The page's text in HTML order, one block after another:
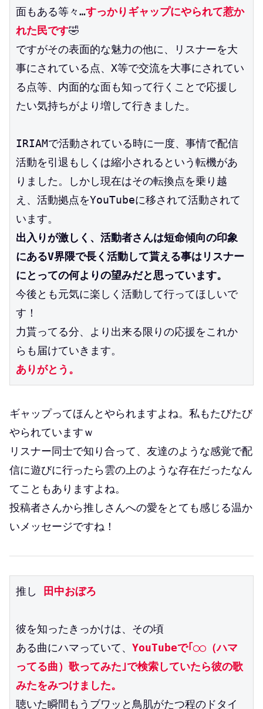
面もある等々…すっかりギャップにやられて惹か
れた民です🤣
ですがその表面的な魅力の他に、リスナーを大
事にされている点、X等で交流を大事にされてい
る点等、内面的な面も知って行くことで応援し
たい気持ちがより増して行きました。
IRIAMで活動されている時に一度、事情で配信
活動を引退もしくは縮小されるという転機があ
りました。しかし現在はその転換点を乗り越
え、活動拠点をYouTubeに移されて活動されて
います。
出入りが激しく、活動者さんは短命傾向の印象
にあるV界隈で長く活動して貰える事はリスナー
にとっての何よりの望みだと思っています。
今後とも元気に楽しく活動して行ってほしいで
す！
力貰ってる分、より出来る限りの応援をこれか
らも届けていきます。
ありがとう。
ギャップってほんとやられますよね。私もたびたび
やられていますｗ
リスナー同士で知り合って、友達のような感覚で配
信に遊びに行ったら雲の上のような存在だったなん
てこともありますよね。
投稿者さんから推しさんへの愛をとても感じる温か
いメッセージですね！
推し 田中おぼろ
彼を知ったきっかけは、その頃
ある曲にハマっていて、 YouTubeで｢◯◯（ハマ
ってる曲）歌ってみた｣で検索していたら彼の歌
みたをみつけました。
聴いた瞬間もうブワッと鳥肌がたつ程のドタイ